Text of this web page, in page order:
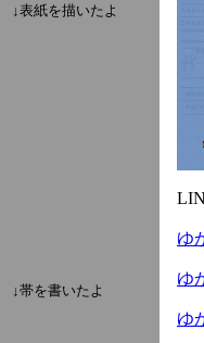
↓表紙を描いたよ
↓帯を書いたよ
ゆ
ゆ
ゆ